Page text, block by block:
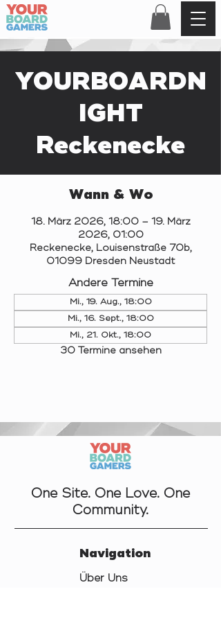
YOURBOARDN
IGHT
Reckenecke
Wann & Wo
18. März 2026, 18:00 – 19. März
2026, 01:00
Reckenecke, Louisenstraße 70b,
01099 Dresden Neustadt
Andere Termine
Mi., 19. Aug., 18:00
Mi., 16. Sept., 18:00
Mi., 21. Okt., 18:00
30 Termine ansehen
One Site. One Love. One
Community.
Navigation
Über Uns